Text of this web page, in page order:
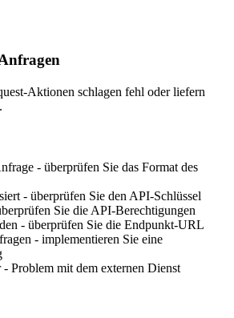
Aktionen schlagen fehl oder liefern
- überprüfen Sie das Format des
- überprüfen Sie den API-Schlüssel
Sie die API-Berechtigungen
- überprüfen Sie die Endpunkt-URL
- implementieren Sie eine
- Problem mit dem externen Dienst